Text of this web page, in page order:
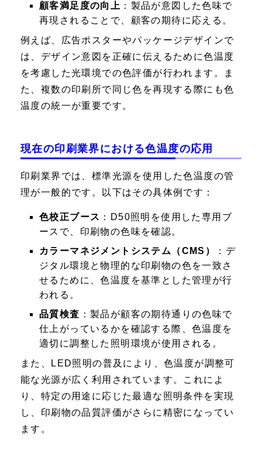
顧客満足度の向上 ：製品が意図した色味で
再現されることで、顧客の期待に応える。
例えば、広告ポスターやパッケージデザインで
は、デザイン意図を正確に伝えるために色温度
を考慮した光環境での色評価が行われます。ま
た、複数の印刷所で同じ色を再現する際にも色
温度の統一が重要です。
現在の印刷業界における色温度の応用
印刷業界では、標準光源を使用した色温度の管
理が一般的です。以下はその具体例です：
色校正ブース ：D50照明を使用した専用ブ
ースで、印刷物の色味を確認。
カラーマネジメントシステム（CMS）
：デ
ジタル環境と物理的な印刷物の色を一致さ
せるために、色温度を基準とした管理が行
われる。
品質検査 ：製品が顧客の期待通りの色味で
仕上がっているかを確認する際、色温度を
適切に調整した照明環境が使用される。
また、LED照明の普及により、色温度が調整可
能な光源が広く利用されています。これによ
り、特定の用途に応じた最適な照明条件を実現
し、印刷物の品質評価がさらに精密になってい
ます。